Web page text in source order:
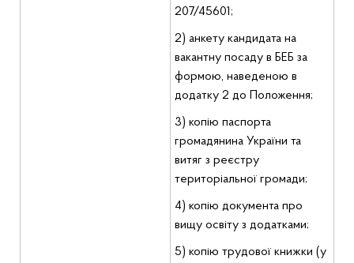
207/45601;
2) анкету кандидата на
вакантну посаду в БЕБ за
формою, наведеною в
додатку 2 до Положення;
3) копію паспорта
громадянина України та
витяг з реєстру
територіальної громади;
4) копію документа про
вищу освіту з додатками;
5) копію трудової книжки (у